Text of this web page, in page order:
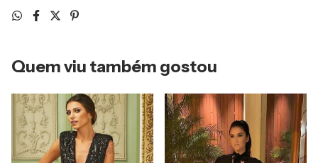
Quem viu também gostou